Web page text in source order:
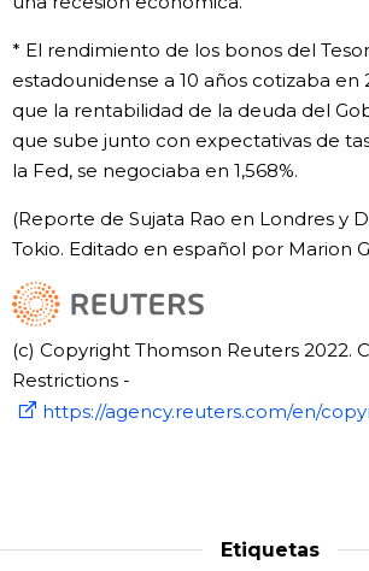
* El rendimiento de los bonos del
estadounidense a 10 años cotizaba en
que la rentabilidad de la deuda del
que sube junto con expectativas de
la Fed, se negociaba en 1,568%.
(Reporte de Sujata Rao en Londres y
Tokio. Editado en español por Marion
(c) Copyright Thomson Reuters 2022.
Restrictions -
https://agency.reuters.com/en/
Etiquetas